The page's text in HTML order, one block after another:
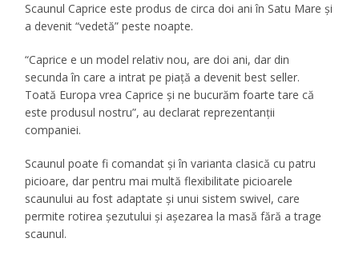
Scaunul Caprice este produs de circa doi ani în Satu Mare şi
a devenit “vedetă” peste noapte.
“Caprice e un model relativ nou, are doi ani, dar din
secunda în care a intrat pe piaţă a devenit best seller.
Toată Europa vrea Caprice şi ne bucurăm foarte tare că
este produsul nostru”, au declarat reprezentanţii
companiei.
Scaunul poate fi comandat şi în varianta clasică cu patru
picioare, dar pentru mai multă flexibilitate picioarele
scaunului au fost adaptate şi unui sistem swivel, care
permite rotirea şezutului şi aşezarea la masă fără a trage
scaunul.